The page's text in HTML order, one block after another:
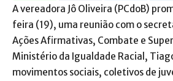
A vereadora Jô Oliveira (PCdoB)
feira (19), uma reunião com o
Ações Afirmativas, Combate e
Ministério da Igualdade Racial,
movimentos sociais, coletivos de